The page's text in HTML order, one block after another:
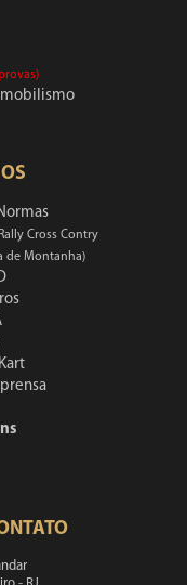
Cross Contry
de Montanha)